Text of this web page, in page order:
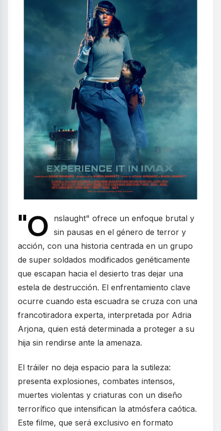
"O
nslaught" ofrece un enfoque brutal y
sin pausas en el género de terror y
acción, con una historia centrada en un grupo
de super soldados modificados genéticamente
que escapan hacia el desierto tras dejar una
estela de destrucción. El enfrentamiento clave
ocurre cuando esta escuadra se cruza con una
francotiradora experta, interpretada por Adria
Arjona, quien está determinada a proteger a su
hija sin rendirse ante la amenaza.
El tráiler no deja espacio para la sutileza:
presenta explosiones, combates intensos,
muertes violentas y criaturas con un diseño
terrorífico que intensifican la atmósfera caótica.
Este filme, que será exclusivo en formato